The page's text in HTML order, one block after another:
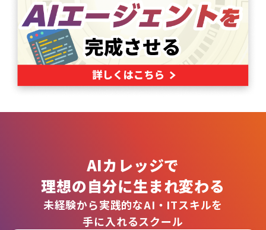
AIカレッジで
理想の自分に生まれ変わる
未経験から実践的なAI・ITスキルを
手に入れるスクール